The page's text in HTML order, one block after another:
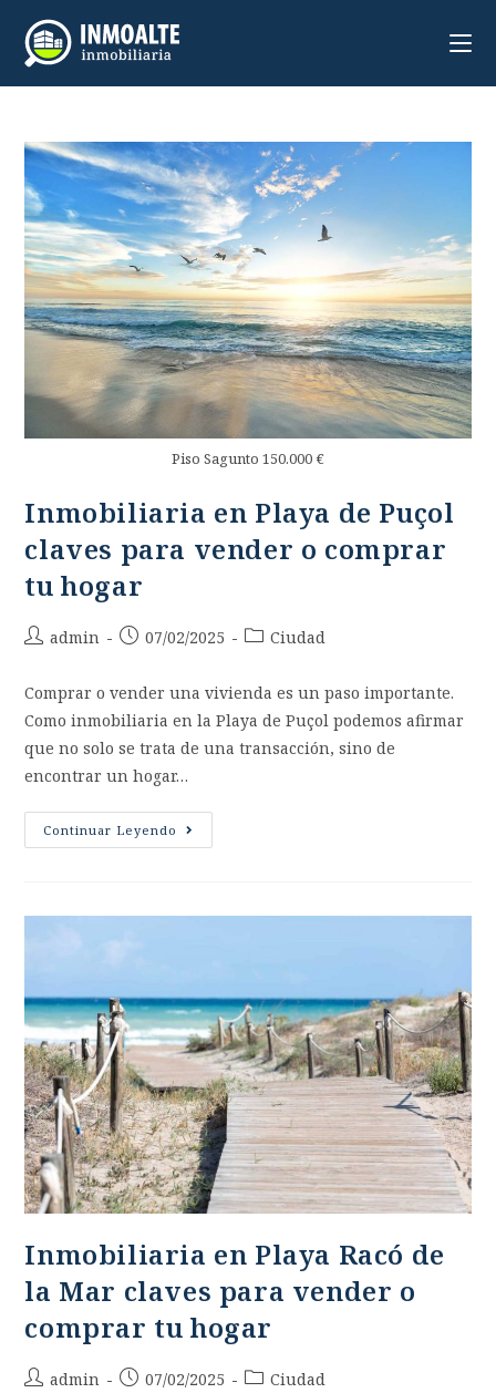
Piso Sagunto 150.000 €
Inmobiliaria en Playa de Puçol
claves para vender o comprar
tu hogar
admin 07/02/2025 Ciudad
Comprar o vender una vivienda es un paso importante.
Como inmobiliaria en la Playa de Puçol podemos afirmar
que no solo se trata de una transacción, sino de
encontrar un hogar…
Continuar Leyendo
Inmobiliaria en Playa Racó de
la Mar claves para vender o
comprar tu hogar
admin 07/02/2025 Ciudad